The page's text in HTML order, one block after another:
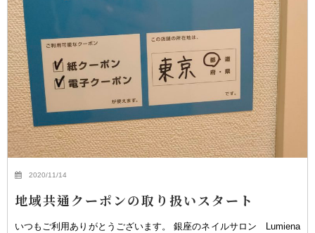
2020/11/14
地域共通クーポンの取り扱いスタート
いつもご利用ありがとうございます。 銀座のネイルサロン Lumiena